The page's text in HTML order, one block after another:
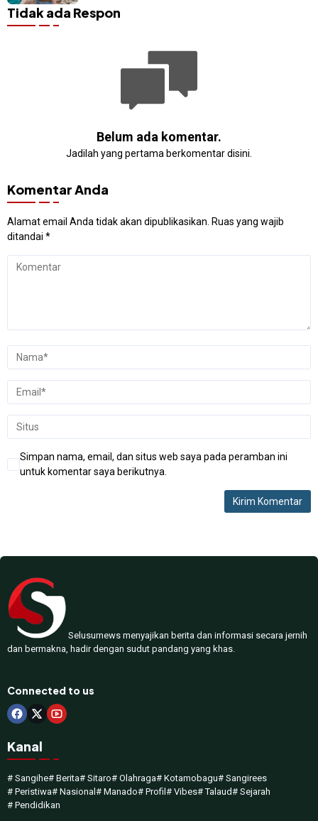
Tidak ada Respon
Belum ada komentar.
Jadilah yang pertama berkomentar disini.
Komentar Anda
Alamat email Anda tidak akan dipublikasikan. Ruas yang wajib
ditandai *
Simpan nama, email, dan situs web saya pada peramban ini
untuk komentar saya berikutnya.
Selusurnews menyajikan berita dan informasi secara jernih
dan bermakna, hadir dengan sudut pandang yang khas.
Connected to us
Kanal
# Sangihe# Berita# Sitaro# Olahraga# Kotamobagu# Sangirees
# Peristiwa# Nasional # Manado# Profil # Vibes# Talaud# Sejarah
# Pendidikan